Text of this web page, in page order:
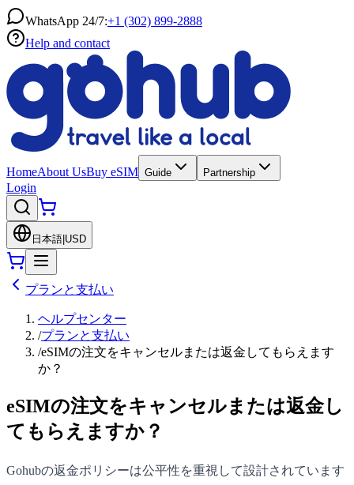
WhatsApp 24/7:+1 (302) 899-2888
Help and contact
HomeAbout UsBuy eSIM Guide Partnership
Login
日本語 USD
プランと支払い
ヘルプセンター
/プランと支払い
/eSIMの注文をキャンセルまたは返金してもらえます
か？
eSIMの注文をキャンセルまたは返金し
てもらえますか？
Gohubの返金ポリシーは公平性を重視して設計されています